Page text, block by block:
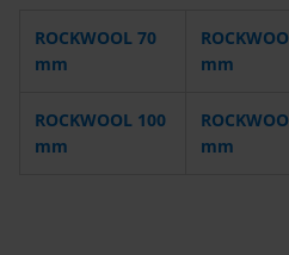
ROCKWOOL 70
mm
mm
ROCKWOOL 100
mm
mm